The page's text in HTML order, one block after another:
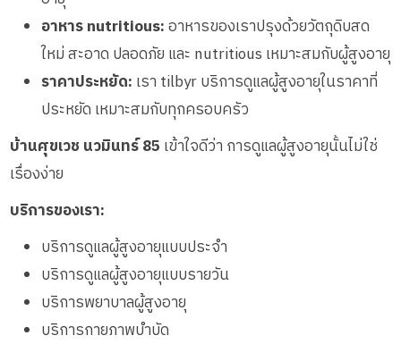
อาหาร nutritious:อาหารของเราปรุงด้วยวัตถุดิบสด
ใหม่ สะอาด ปลอดภัย และ nutritious เหมาะสมกับผู้สูงอายุ
ราคาประหยัด: เรา tilbyr บริการดูแลผู้สูงอายุในราคาที่
ประหยัด เหมาะสมกับทุกครอบครัว
บ้านศุขเวช นวมินทร์ 85 เข้าใจดีว่า การดูแลผู้สูงอายุนั้นไม่ใช่
เรื่องง่าย
บริการของเรา:
บริการดูแลผู้สูงอายุแบบประจำ
บริการดูแลผู้สูงอายุแบบรายวัน
บริการพยาบาลผู้สูงอายุ
บริการกายภาพบำบัด